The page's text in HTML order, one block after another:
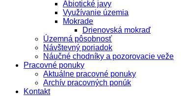
Abiotické javy
Využívanie územia
Mokrade
Drienovská mokraď
Územná pôsobnosť
Návštevný poriadok
Náučné chodníky a pozorovacie veže
Pracovné ponuky
Aktuálne pracovné ponuky
Archív pracovných ponúk
Kontakt